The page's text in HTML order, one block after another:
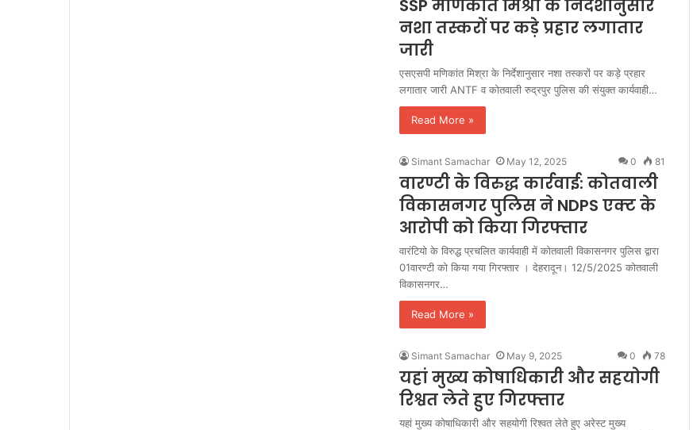
SSP मणिकांत मिश्रा के निर्देशानुसार
नशा तस्करों पर कड़े प्रहार लगातार
जारी
एसएसपी मणिकांत मिश्रा के निर्देशानुसार नशा तस्करों पर कड़े प्रहार
लगातार जारी ANTF व कोतवाली रुद्रपुर पुलिस की संयुक्त कार्यवाही…
Read More »
Simant Samachar May 12, 2025 0 81
वारण्टी के विरुद्ध कार्रवाई: कोतवाली
विकासनगर पुलिस ने NDPS एक्ट के
आरोपी को किया गिरफ्तार
वारंटियो के विरुद्ध प्रचलित कार्यवाही में कोतवाली विकासनगर पुलिस द्वारा
01वारण्टी को किया गया गिरफ्तार । देहरादून। 12/5/2025 कोतवाली
विकासनगर…
Read More »
Simant Samachar May 9, 2025 0 78
यहां मुख्य कोषाधिकारी और सहयोगी
रिश्वत लेते हुए गिरफ्तार
यहां मुख्य कोषाधिकारी और सहयोगी रिश्वत लेते हुए अरेस्ट मुख्य